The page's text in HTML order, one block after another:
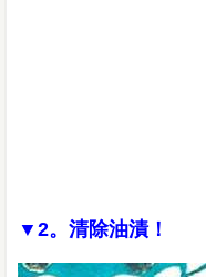
▼2。清除油漬！